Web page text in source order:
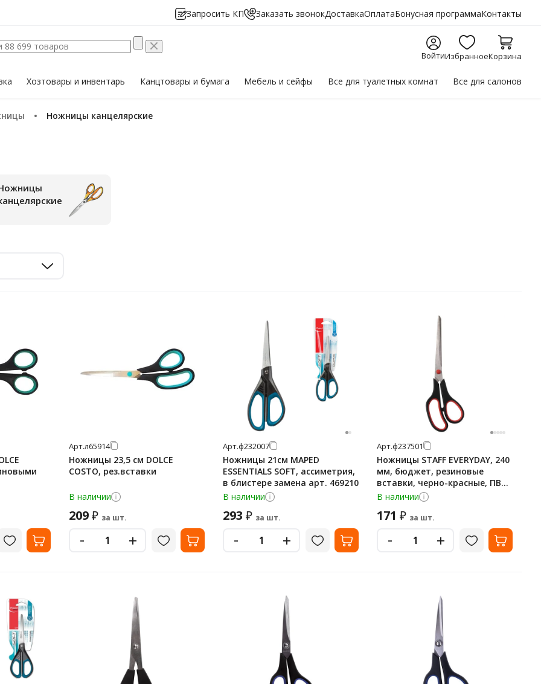
Запросить КП Заказать звонокДоставкаОплатаБонусная программаКонтакты
ВойтиИзбранноеКорзина
Хозтоварыи инвентарь Канцтовары и бумага Мебельи сейфы Все для туалетных комнат Все для салонов
Ножницы канцелярские
Арт.л65914
Ножницы 23,5 см DOLCE
COSTO, рез.вставки
В наличии
209₽ за шт.
- +
Арт.ф232007
Ножницы 21см MAPED
ESSENTIALS SOFT, ассиметрия,
в блистере замена арт. 469210
В наличии
293 ₽ за шт.
- +
Арт.ф237501
Ножницы STAFF EVERYDAY, 240
мм, бюджет, резиновые
вставки, черно-красные, ПВХ
чехол, 237501
В наличии
171 ₽ за шт.
- +